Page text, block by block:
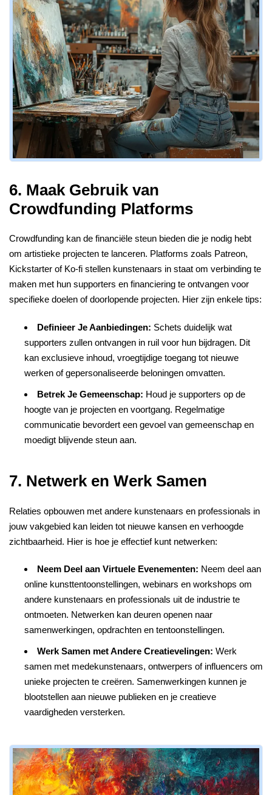
6. Maak Gebruik van
Crowdfunding Platforms
Crowdfunding kan de financiële steun bieden die je nodig hebt
om artistieke projecten te lanceren. Platforms zoals Patreon,
Kickstarter of Ko-fi stellen kunstenaars in staat om verbinding te
maken met hun supporters en financiering te ontvangen voor
specifieke doelen of doorlopende projecten. Hier zijn enkele tips:
Definieer Je Aanbiedingen: Schets duidelijk wat
supporters zullen ontvangen in ruil voor hun bijdragen. Dit
kan exclusieve inhoud, vroegtijdige toegang tot nieuwe
werken of gepersonaliseerde beloningen omvatten.
Betrek Je Gemeenschap: Houd je supporters op de
hoogte van je projecten en voortgang. Regelmatige
communicatie bevordert een gevoel van gemeenschap en
moedigt blijvende steun aan.
7. Netwerk en Werk Samen
Relaties opbouwen met andere kunstenaars en professionals in
jouw vakgebied kan leiden tot nieuwe kansen en verhoogde
zichtbaarheid. Hier is hoe je effectief kunt netwerken:
Neem Deel aan Virtuele Evenementen: Neem deel aan
online kunsttentoonstellingen, webinars en workshops om
andere kunstenaars en professionals uit de industrie te
ontmoeten. Netwerken kan deuren openen naar
samenwerkingen, opdrachten en tentoonstellingen.
Werk Samen met Andere Creatievelingen: Werk
samen met medekunstenaars, ontwerpers of influencers om
unieke projecten te creëren. Samenwerkingen kunnen je
blootstellen aan nieuwe publieken en je creatieve
vaardigheden versterken.